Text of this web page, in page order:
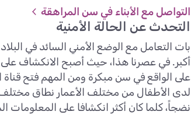
التواصل مع الأبناء في سن المراهقة
التحدث عن الحالة الأمنية
بات التعامل مع الوضع الأمني السائد في
أكبر. في عصرنا هذا، حيث أصبح الانكشاف
على الواقع في سن مبكرة ومن المهم فتح قناة
لدى الأطفال من مختلف الأعمار نطاق مختلف